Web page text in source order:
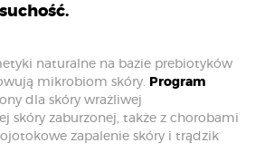
naturalne na bazie prebiotyków
mikrobiom skóry.
Program
dla skóry wrażliwej
skóry zaburzonej, także z chorobami
zapalenie skóry i trądzik